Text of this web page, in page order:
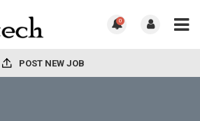
0
POST NEW JOB